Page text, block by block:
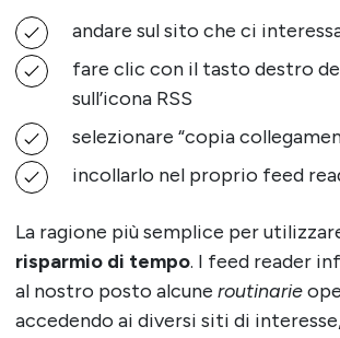
andare sul sito che ci
fare clic con il tasto destro
sull’icona RSS
selezionare “copia
incollarlo nel proprio feed
La ragione più semplice per
risparmio di tempo. I feed reader
al nostro posto alcune routinarie
accedendo ai diversi siti di